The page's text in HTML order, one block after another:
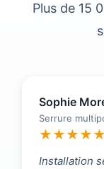
Plus de 15
Sophie
Serrure
★★★★★
Installation